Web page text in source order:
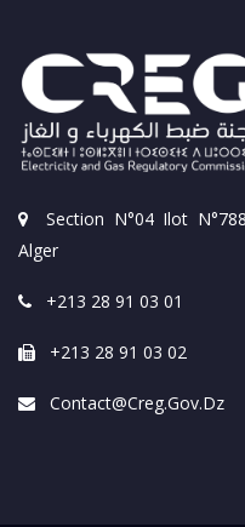
Section N°04 Ilot
Alger
+213 28 91 03 01
+213 28 91 03 02
Contact@creg.gov.dz